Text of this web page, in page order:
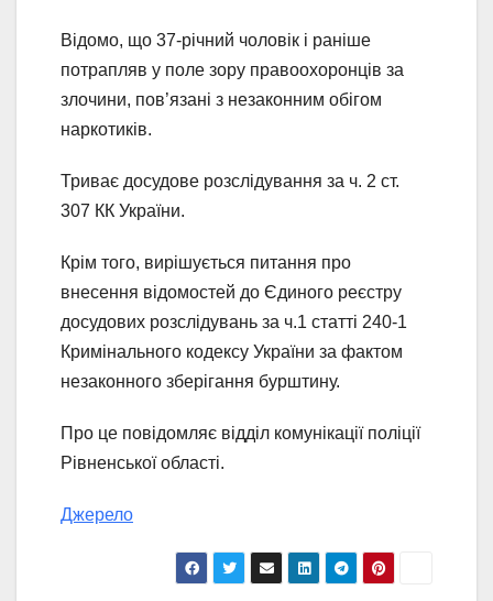
Відомо, що 37-річний чоловік і раніше
потрапляв у поле зору правоохоронців за
злочини, пов’язані з незаконним обігом
наркотиків.
Триває досудове розслідування за ч. 2 ст.
307 КК України.
Крім того, вирішується питання про
внесення відомостей до Єдиного реєстру
досудових розслідувань за ч.1 статті 240-1
Кримінального кодексу України за фактом
незаконного зберігання бурштину.
Про це повідомляє відділ комунікації поліції
Рівненської області.
Джерело